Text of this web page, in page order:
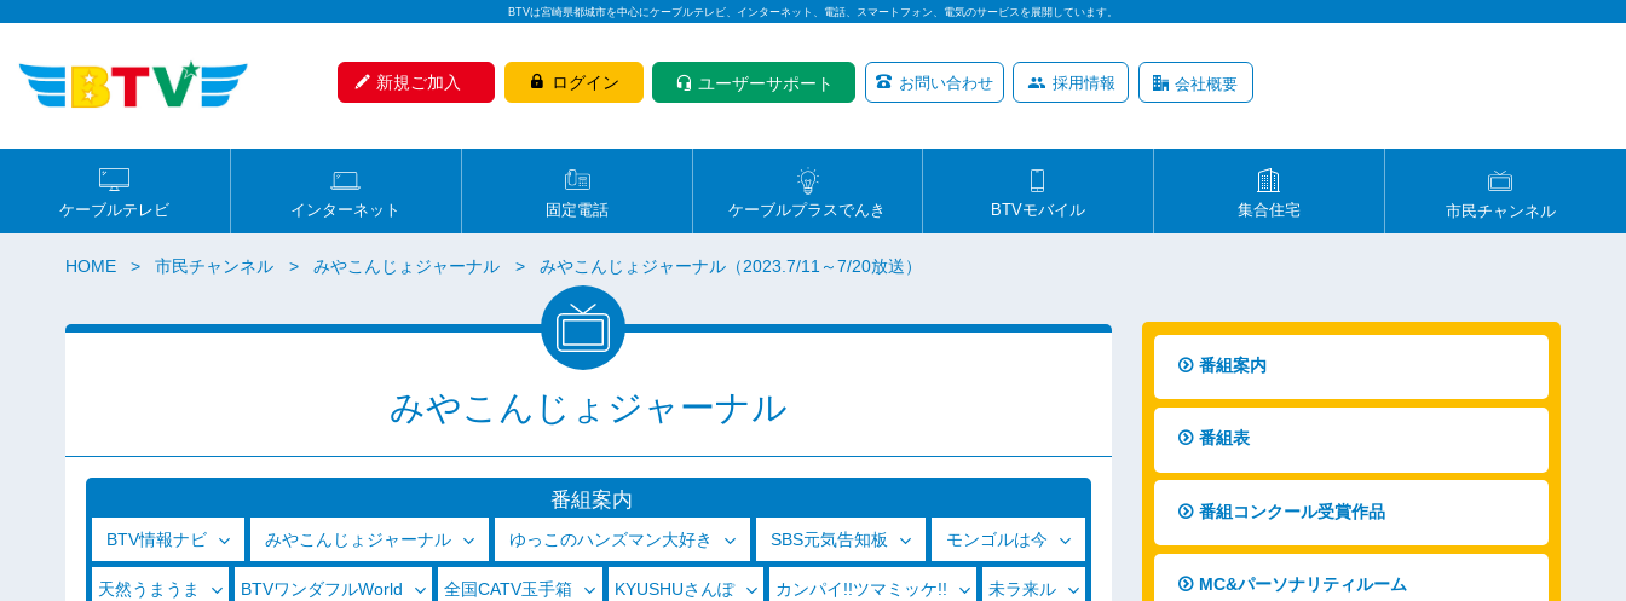
BTVは宮崎県都城市を中心にケーブルテレビ、インターネット、電話、スマートフォン、電気のサービスを展開しています。
新規ご加入 ログイン ユーザーサポート お問い合わせ 採用情報 会社概要
ケーブルテレビ インターネット 固定電話 ケーブルプラスでんき BTVモバイル 集合住宅 市民チャンネル
HOME 市民チャンネル みやこんじょジャーナル みやこんじょジャーナル（2023.7/11～7/20放送）
みやこんじょジャーナル
番組案内
BTV情報ナビ みやこんじょジャーナル ゆっこのハンズマン大好き SBS元気告知板 モンゴルは今
天然うまうま BTVワンダフルWorld 全国CATV玉手箱 KYUSHUさんぽ カンパイ!!ツマミッケ!! 未ラ来ル
番組案内
番組表
番組コンクール受賞作品
MC&パーソナリティルーム